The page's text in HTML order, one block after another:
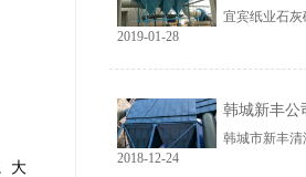
大
2019-01-28
2018-12-24